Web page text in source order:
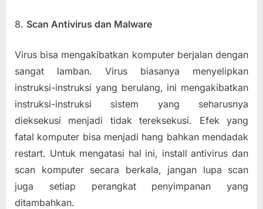
8. Scan Antivirus dan Malware
Virus bisa mengakibatkan komputer berjalan dengan
sangat lamban. Virus biasanya menyelipkan
instruksi-instruksi yang berulang, ini mengakibatkan
instruksi-instruksi sistem yang seharusnya
dieksekusi menjadi tidak tereksekusi. Efek yang
fatal komputer bisa menjadi hang bahkan mendadak
restart. Untuk mengatasi hal ini, install antivirus dan
scan komputer secara berkala, jangan lupa scan
juga setiap perangkat penyimpanan yang
ditambahkan.